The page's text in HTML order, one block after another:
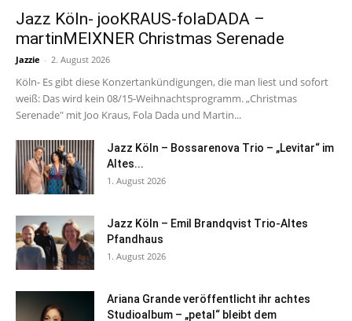
Jazz Köln- jooKRAUS-folaDADA –
martinMEIXNER Christmas Serenade
Jazzie - 2. August 2026
Köln- Es gibt diese Konzertankündigungen, die man liest und sofort
weiß: Das wird kein 08/15-Weihnachtsprogramm. „Christmas
Serenade" mit Joo Kraus, Fola Dada und Martin...
Jazz Köln – Bossarenova Trio – „Levitar“ im
Altes...
1. August 2026
Jazz Köln – Emil Brandqvist Trio-Altes
Pfandhaus
1. August 2026
Ariana Grande veröffentlicht ihr achtes
Studioalbum – „petal“ bleibt dem